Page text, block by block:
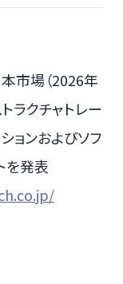
市場（2026年
ラクチャトレー
ョンおよびソフ
を発表